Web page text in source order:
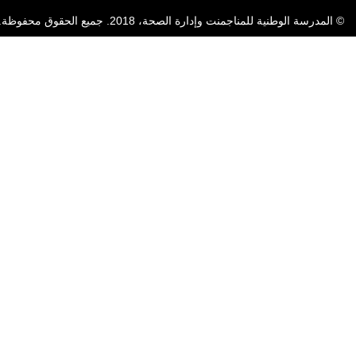
© المدرسة الوطنية للمناجمنت وإدارة الصحة، 2018. جميع الحقوق محفوظة.